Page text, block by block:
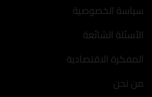
سياسة الخصوصية
الأسئلة الشائعة
المفكرة الاقتصادية
من نحن